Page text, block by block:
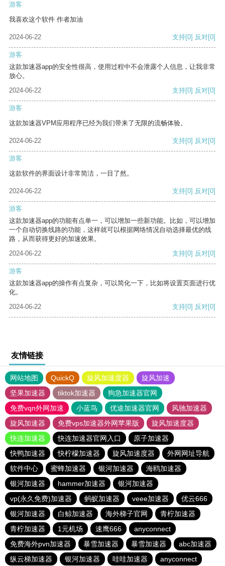
游客
我喜欢这个软件 作者加油
2024-06-22 支持[0] 反对[0]
游客
这款加速器app的安全性很高，使用过程中不会泄露个人信息，让我非常
放心。
2024-06-22
支持[0] 反对[0]
游客
这款加速器VPM应用程序已经为我们带来了无限的流畅体验。
2024-06-22 支持[0] 反对[0]
游客
这款软件的界面设计非常简洁，一目了然。
2024-06-22 支持[0] 反对[0]
游客
这款加速器app的功能有点单一，可以增加一些新功能。比如，可以增加
一个自动切换线路的功能，这样就可以根据网络情况自动选择最优的线
路，从而获得更好的加速效果。
2024-06-22
支持[0] 反对[0]
游客
这款加速器app的操作有点复杂，可以简化一下，比如将设置页面进行优
化。
2024-06-22
支持[0] 反对[0]
友情链接
网站地图 QuickQ 旋风加速度器
旋风加速
坚果加速器
tiktok加速器
狗急加速器官网
免费vqn外网加速
小蓝鸟 优途加速器官网
风驰加速器
旋风加速器
免费vps加速器外网苹果版
旋风加速度器
快连加速器
快连加速器官网入口
原子加速器
快鸭加速器
快柠檬加速器 旋风加速度器
外网网址导航
软件中心
蜜蜂加速器 银河加速器
海鸥加速器
银河加速器
hammer加速器
银河加速器
vp(永久免费)加速器
蚂蚁加速器 veee加速器
优云666
银河加速器
白鲸加速器 海外梯子官网
青柠加速器
青柠加速器
1元机场 速鹰666
anyconnect
免费海外pvn加速器
暴雪加速器 暴雪加速器
abc加速器
纵云梯加速器
银河加速器 哇哇加速器 anyconnect